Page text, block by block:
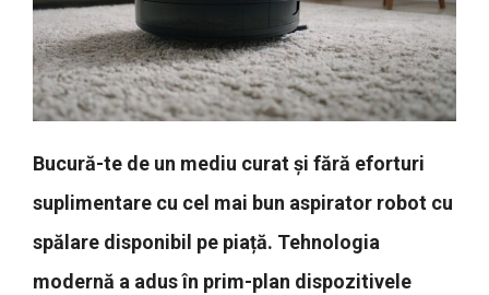
Bucură-te de un mediu curat și fără eforturi
suplimentare cu cel mai bun aspirator robot cu
spălare disponibil pe piață. Tehnologia
modernă a adus în prim-plan dispozitivele